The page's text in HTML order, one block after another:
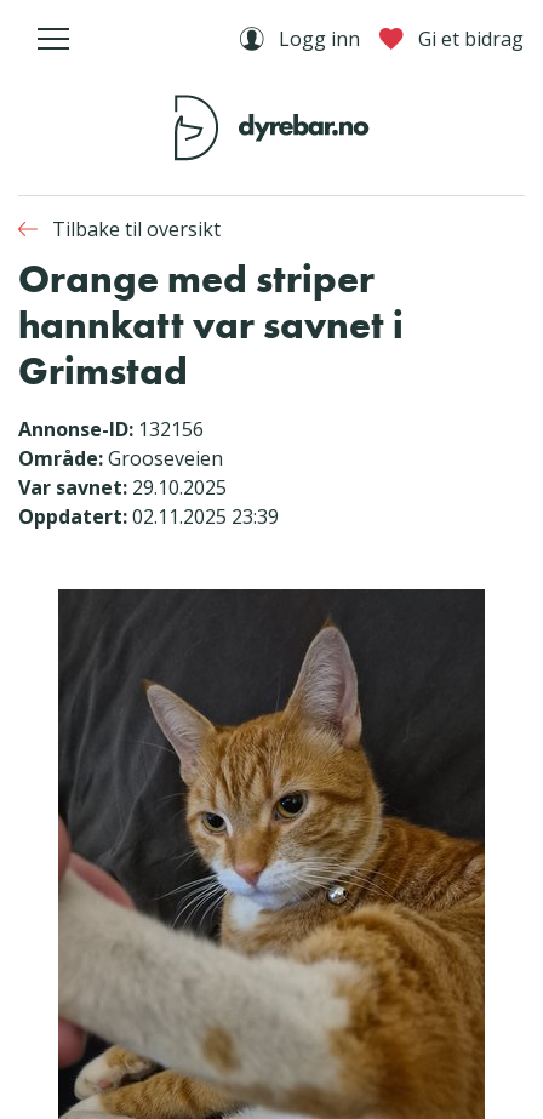
Logg inn Gi et bidrag
Tilbake til oversikt
Orange med striper
hannkatt var savnet i
Grimstad
Annonse-ID: 132156
Område:Grooseveien
Var savnet: 29.10.2025
Oppdatert:02.11.2025 23:39